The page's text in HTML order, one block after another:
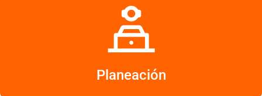
Planeación